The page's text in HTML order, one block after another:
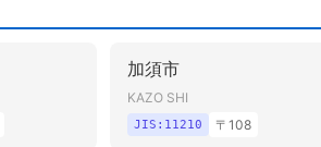
加須市
KAZO SHI
JIS: 11210 〒108